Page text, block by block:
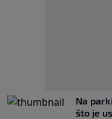
Na
što je